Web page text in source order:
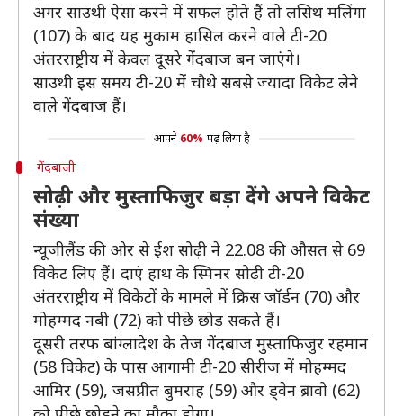
​अगर साउथी ऐसा करने में सफल होते हैं तो लसिथ मलिंगा
(107) के बाद यह मुकाम हासिल करने वाले टी-20
अंतरराष्ट्रीय में केवल दूसरे गेंदबाज बन जाएंगे।
​साउथी इस समय टी-20 में चौथे सबसे ज्यादा विकेट लेने
वाले गेंदबाज हैं।
आपने 60% पढ़ लिया है
गेंदबाजी
सोढ़ी और मुस्ताफिजुर बड़ा देंगे अपने विकेट
संख्या
न्यूजीलैंड की ओर से ईश सोढ़ी ने 22.08 की औसत से 69
विकेट लिए हैं। दाएं हाथ के स्पिनर सोढ़ी टी-20
अंतरराष्ट्रीय में विकेटों के मामले में क्रिस जॉर्डन (70) और
मोहम्मद नबी (72) को पीछे छोड़ सकते हैं।
​दूसरी तरफ बांग्लादेश के तेज गेंदबाज मुस्ताफिजुर रहमान
(58 विकेट) के पास आगामी टी-20 सीरीज में मोहम्मद
आमिर (59), जसप्रीत बुमराह (59) और ड्वेन ब्रावो (62)